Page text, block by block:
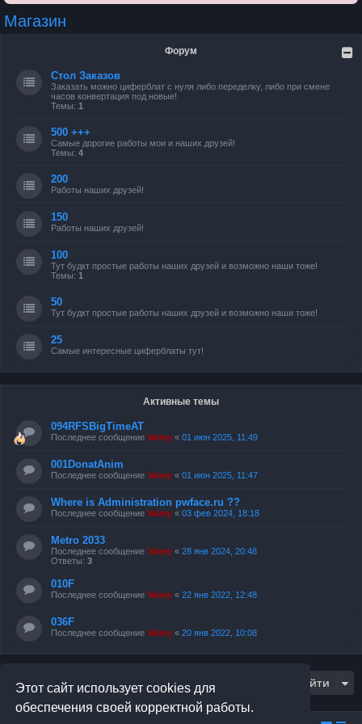
Этот сайт использует cookies для
обеспечения своей корректной работы.
Магазин
Форум
Стол Заказов
Заказать можно циферблат с нуля либо переделку, либо при смене
часов конвертация под новые!
Темы: 1
500 +++
Самые дорогие работы мои и наших друзей!
Темы: 4
200
Работы наших друзей!
150
Работы наших друзей!
100
Тут будкт простые работы наших друзей и возможно наши тоже!
Темы: 1
50
Тут будкт простые работы наших друзей и возможно наши тоже!
25
Самые интересные циферблаты тут!
Активные темы
094RFSBigTimeAT
Последнее сообщение Valery « 01 июн 2025, 11:49
001DonatAnim
Последнее сообщение Valery « 01 июн 2025, 11:47
Where is Administration pwface.ru ??
Последнее сообщение Valery « 03 фев 2024, 18:18
Metro 2033
Последнее сообщение Valery « 28 янв 2024, 20:48
Ответы: 3
010F
Последнее сообщение Valery « 22 янв 2022, 12:48
036F
Последнее сообщение Valery « 20 янв 2022, 10:08
Перейти